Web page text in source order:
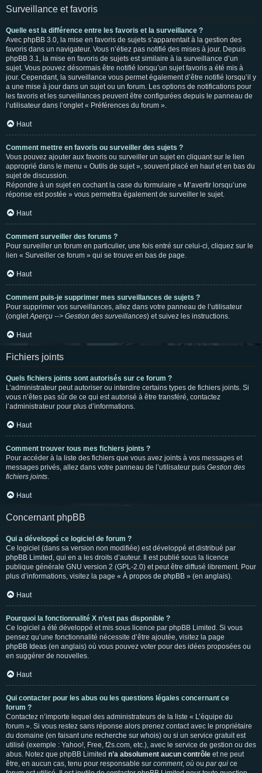
Surveillance et favoris
Quelle est la différence entre les favoris et la surveillance ?
Avec phpBB 3.0, la mise en favoris de sujets s’apparentait à la gestion des
favoris dans un navigateur. Vous n’étiez pas notifié des mises à jour. Depuis
phpBB 3.1, la mise en favoris de sujets est similaire à la surveillance d’un
sujet. Vous pouvez désormais être notifié lorsqu’un sujet favoris a été mis à
jour. Cependant, la surveillance vous permet également d’être notifié lorsqu’il y
a une mise à jour dans un sujet ou un forum. Les options de notifications pour
les favoris et les surveillances peuvent être configurées depuis le panneau de
l’utilisateur dans l’onglet « Préférences du forum ».
Haut
Comment mettre en favoris ou surveiller des sujets ?
Vous pouvez ajouter aux favoris ou surveiller un sujet en cliquant sur le lien
approprié dans le menu « Outils de sujet », souvent placé en haut et en bas du
sujet de discussion.
Répondre à un sujet en cochant la case du formulaire « M’avertir lorsqu’une
réponse est postée » vous permettra également de surveiller le sujet.
Haut
Comment surveiller des forums ?
Pour surveiller un forum en particulier, une fois entré sur celui-ci, cliquez sur le
lien « Surveiller ce forum » qui se trouve en bas de page.
Haut
Comment puis-je supprimer mes surveillances de sujets ?
Pour supprimer vos surveillances, allez dans votre panneau de l’utilisateur
(ongletAperçu --> Gestion des surveillances) et suivez les instructions.
Haut
Fichiers joints
Quels fichiers joints sont autorisés sur ce forum ?
L’administrateur peut autoriser ou interdire certains types de fichiers joints. Si
vous n’êtes pas sûr de ce qui est autorisé à être transféré, contactez
l’administrateur pour plus d’informations.
Haut
Comment trouver tous mes fichiers joints ?
Pour accéder à la liste des fichiers que vous avez joints à vos messages et
messages privés, allez dans votre panneau de l’utilisateur puis Gestion des
fichiers joints.
Haut
Concernant phpBB
Qui a développé ce logiciel de forum ?
Ce logiciel (dans sa version non modifiée) est développé et distribué par
phpBB Limited , qui en a les droits d’auteur. Il est publié sous la licence
publique générale GNU version 2 (GPL-2.0) et peut être diffusé librement. Pour
plus d’informations, visitez la page « À propos de phpBB » (en anglais).
Haut
Pourquoi la fonctionnalité X n’est pas disponible ?
Ce logiciel a été développé et mis sous licence par phpBB Limited. Si vous
pensez qu’une fonctionnalité nécessite d’être ajoutée, visitez la page
phpBB Ideas (en anglais) où vous pouvez voter pour des idées proposées ou
en suggérer de nouvelles.
Haut
Qui contacter pour les abus ou les questions légales concernant ce
forum ?
Contactez n’importe lequel des administrateurs de la liste « L’équipe du
forum ». Si vous restez sans réponse alors prenez contact avec le propriétaire
du domaine (en faisant une recherche sur whois) ou si un service gratuit est
utilisé (exemple : Yahoo!, Free, f2s.com, etc.), avec le service de gestion ou des
abus. Notez que phpBB Limited n’a absolument aucun contrôle et ne peut
être, en aucun cas, tenu pour responsable sur comment, où ou par qui ce